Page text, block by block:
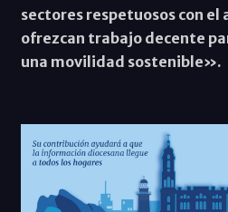
sectores respetuosos con el
ofrezcan trabajo decente
una movilidad sostenible».